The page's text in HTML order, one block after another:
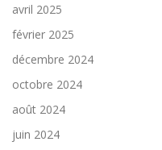
avril 2025
février 2025
décembre 2024
octobre 2024
août 2024
juin 2024